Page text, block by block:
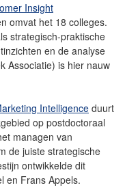
Insight
omvat het 18 colleges.
strategisch-praktische
en de analyse
Associatie) is hier nauw
Intelligence duurt
op postdoctoraal
managen van
de juiste strategische
ontwikkelde dit
en Frans Appels.